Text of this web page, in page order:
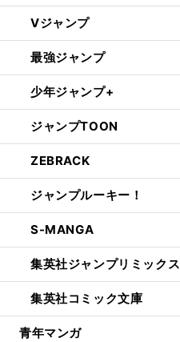
Vジャンプ
最強ジャンプ
少年ジャンプ+
ジャンプTOON
ZEBRACK
ジャンプルーキー！
S-MANGA
集英社ジャンプリミックス
集英社コミック文庫
青年マンガ